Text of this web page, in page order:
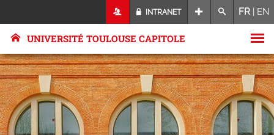
INTRANET FR | EN
UNIVERSITÉ TOULOUSE CAPITOLE